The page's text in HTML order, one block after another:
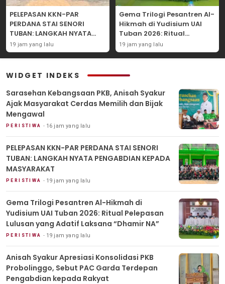
PELEPASAN KKN-PAR
PERDANA STAI SENORI
TUBAN: LANGKAH NYATA
PENGABDIAN KEPADA
MASYARAKAT
19 jam yang lalu
Gema Trilogi Pesantren Al-
Hikmah di Yudisium UAI
Tuban 2026: Ritual
Pelepasan Lulusan yang
Adatif Laksana “Dhamir
19 jam yang lalu
WIDGET INDEKS
Sarasehan Kebangsaan PKB, Anisah Syakur
Ajak Masyarakat Cerdas Memilih dan Bijak
Mengawal
PERISTIWA 16 jam yang lalu
PELEPASAN KKN-PAR PERDANA STAI SENORI
TUBAN: LANGKAH NYATA PENGABDIAN KEPADA
MASYARAKAT
PERISTIWA 19 jam yang lalu
Gema Trilogi Pesantren Al-Hikmah di
Yudisium UAI Tuban 2026: Ritual Pelepasan
Lulusan yang Adatif Laksana “Dhamir NA”
PERISTIWA 19 jam yang lalu
Anisah Syakur Apresiasi Konsolidasi PKB
Probolinggo, Sebut PAC Garda Terdepan
Pengabdian kepada Rakyat